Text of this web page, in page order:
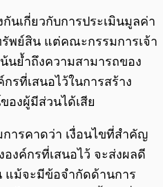
นเกี่ยวกับการประเมินมูลค่า
พย์สิน แต่คณะกรรมการเจ้า
นย้ำถึงความสามารถของ
รที่เสนอไว้ในการสร้าง
องผู้มีส่วนได้เสีย
ารคาดว่า เงื่อนไขที่สำคัญ
งค์กรที่เสนอไว้ จะส่งผลดี
แม้จะมีข้อจำกัดด้านการ